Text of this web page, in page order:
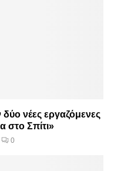
νέες εργαζόμενες
στο Σπίτι»
0